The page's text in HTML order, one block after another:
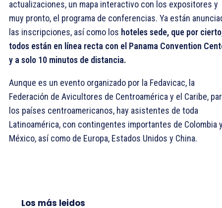
actualizaciones, un mapa interactivo con los expositores y
muy pronto, el programa de conferencias. Ya están
las inscripciones, así como los hoteles sede, que por
todos están en línea recta con el Panama Convention
y a solo 10 minutos de distancia.
Aunque es un evento organizado por la Fedavicac, la
Federación de Avicultores de Centroamérica y el Caribe,
los países centroamericanos, hay asistentes de toda
Latinoamérica, con contingentes importantes de Colombia
México, así como de Europa, Estados Unidos y China.
Los más leidos